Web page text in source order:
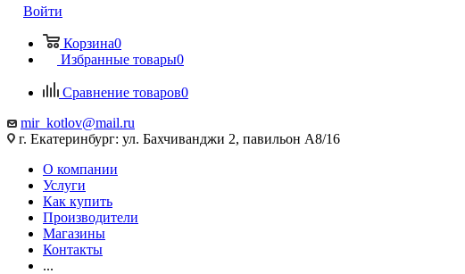
Войти
Корзина0
Избранные товары0
Сравнение товаров0
mir_kotlov@mail.ru
г. Екатеринбург: ул. Бахчиванджи 2, павильон А8/16
О компании
Услуги
Как купить
Производители
Магазины
Контакты
...